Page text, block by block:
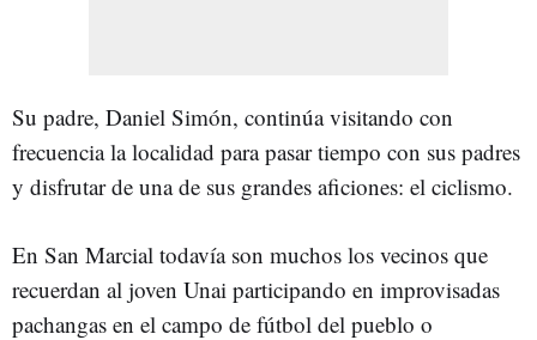
Su padre, Daniel Simón, continúa visitando con
frecuencia la localidad para pasar tiempo con sus padres
y disfrutar de una de sus grandes aficiones: el ciclismo.
En San Marcial todavía son muchos los vecinos que
recuerdan al joven Unai participando en improvisadas
pachangas en el campo de fútbol del pueblo o